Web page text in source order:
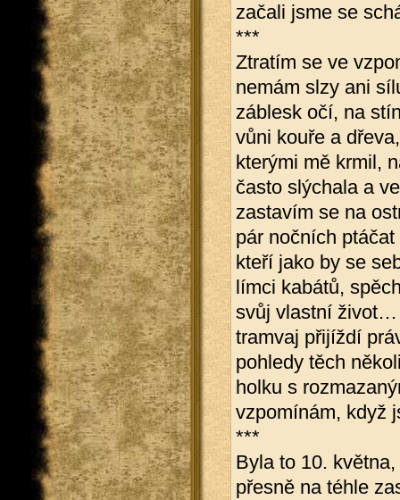
začali jsme se
***
Ztratím se ve
nemám slzy ani
záblesk očí, na
vůni kouře a
kterými mě krmil,
často slýchala a
zastavím se na
pár nočních
kteří jako by se
límci kabátů,
svůj vlastní život…
tramvaj přijíždí
pohledy těch
holku s
vzpomínám, když
***
Byla to 10.
přesně na téhle